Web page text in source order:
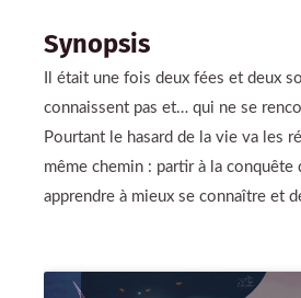
Synopsis
Il était une fois deux fées et deux
connaissent pas et… qui ne se
Pourtant le hasard de la vie va les
même chemin : partir à la conquête
apprendre à mieux se connaître et